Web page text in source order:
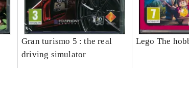
Gran turismo 5 : the real
driving simulator
Lego The